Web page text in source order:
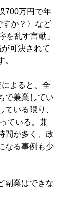
700万円で年
すか？〉など
を乱す言動」
可決されて
よると、全
で兼業してい
いる限り、
ている。兼
間が多く、政
なる事例も少
副業はできな